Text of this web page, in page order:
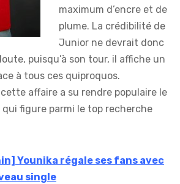
maximum d’encre et de
plume. La crédibilité de
Junior ne devrait donc
puisqu’à son tour, il affiche un
à tous ces quiproquos.
affaire a su rendre populaire le
figure parmi le top recherche
Younika régale ses fans avec
single